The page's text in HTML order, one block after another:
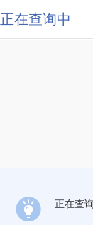
正在查询中
正在查